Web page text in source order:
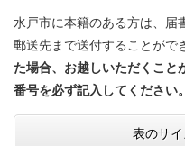
水戸市に本籍のある方は、届
郵送先まで送付することがで
た場合、お越しいただくこと
番号を必ず記入してください。
表のサ